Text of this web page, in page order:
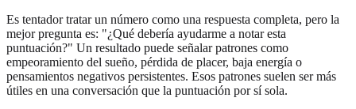
Es tentador tratar un número como una respuesta completa, pero la
mejor pregunta es: "¿Qué debería ayudarme a notar esta
puntuación?" Un resultado puede señalar patrones como
empeoramiento del sueño, pérdida de placer, baja energía o
pensamientos negativos persistentes. Esos patrones suelen ser más
útiles en una conversación que la puntuación por sí sola.